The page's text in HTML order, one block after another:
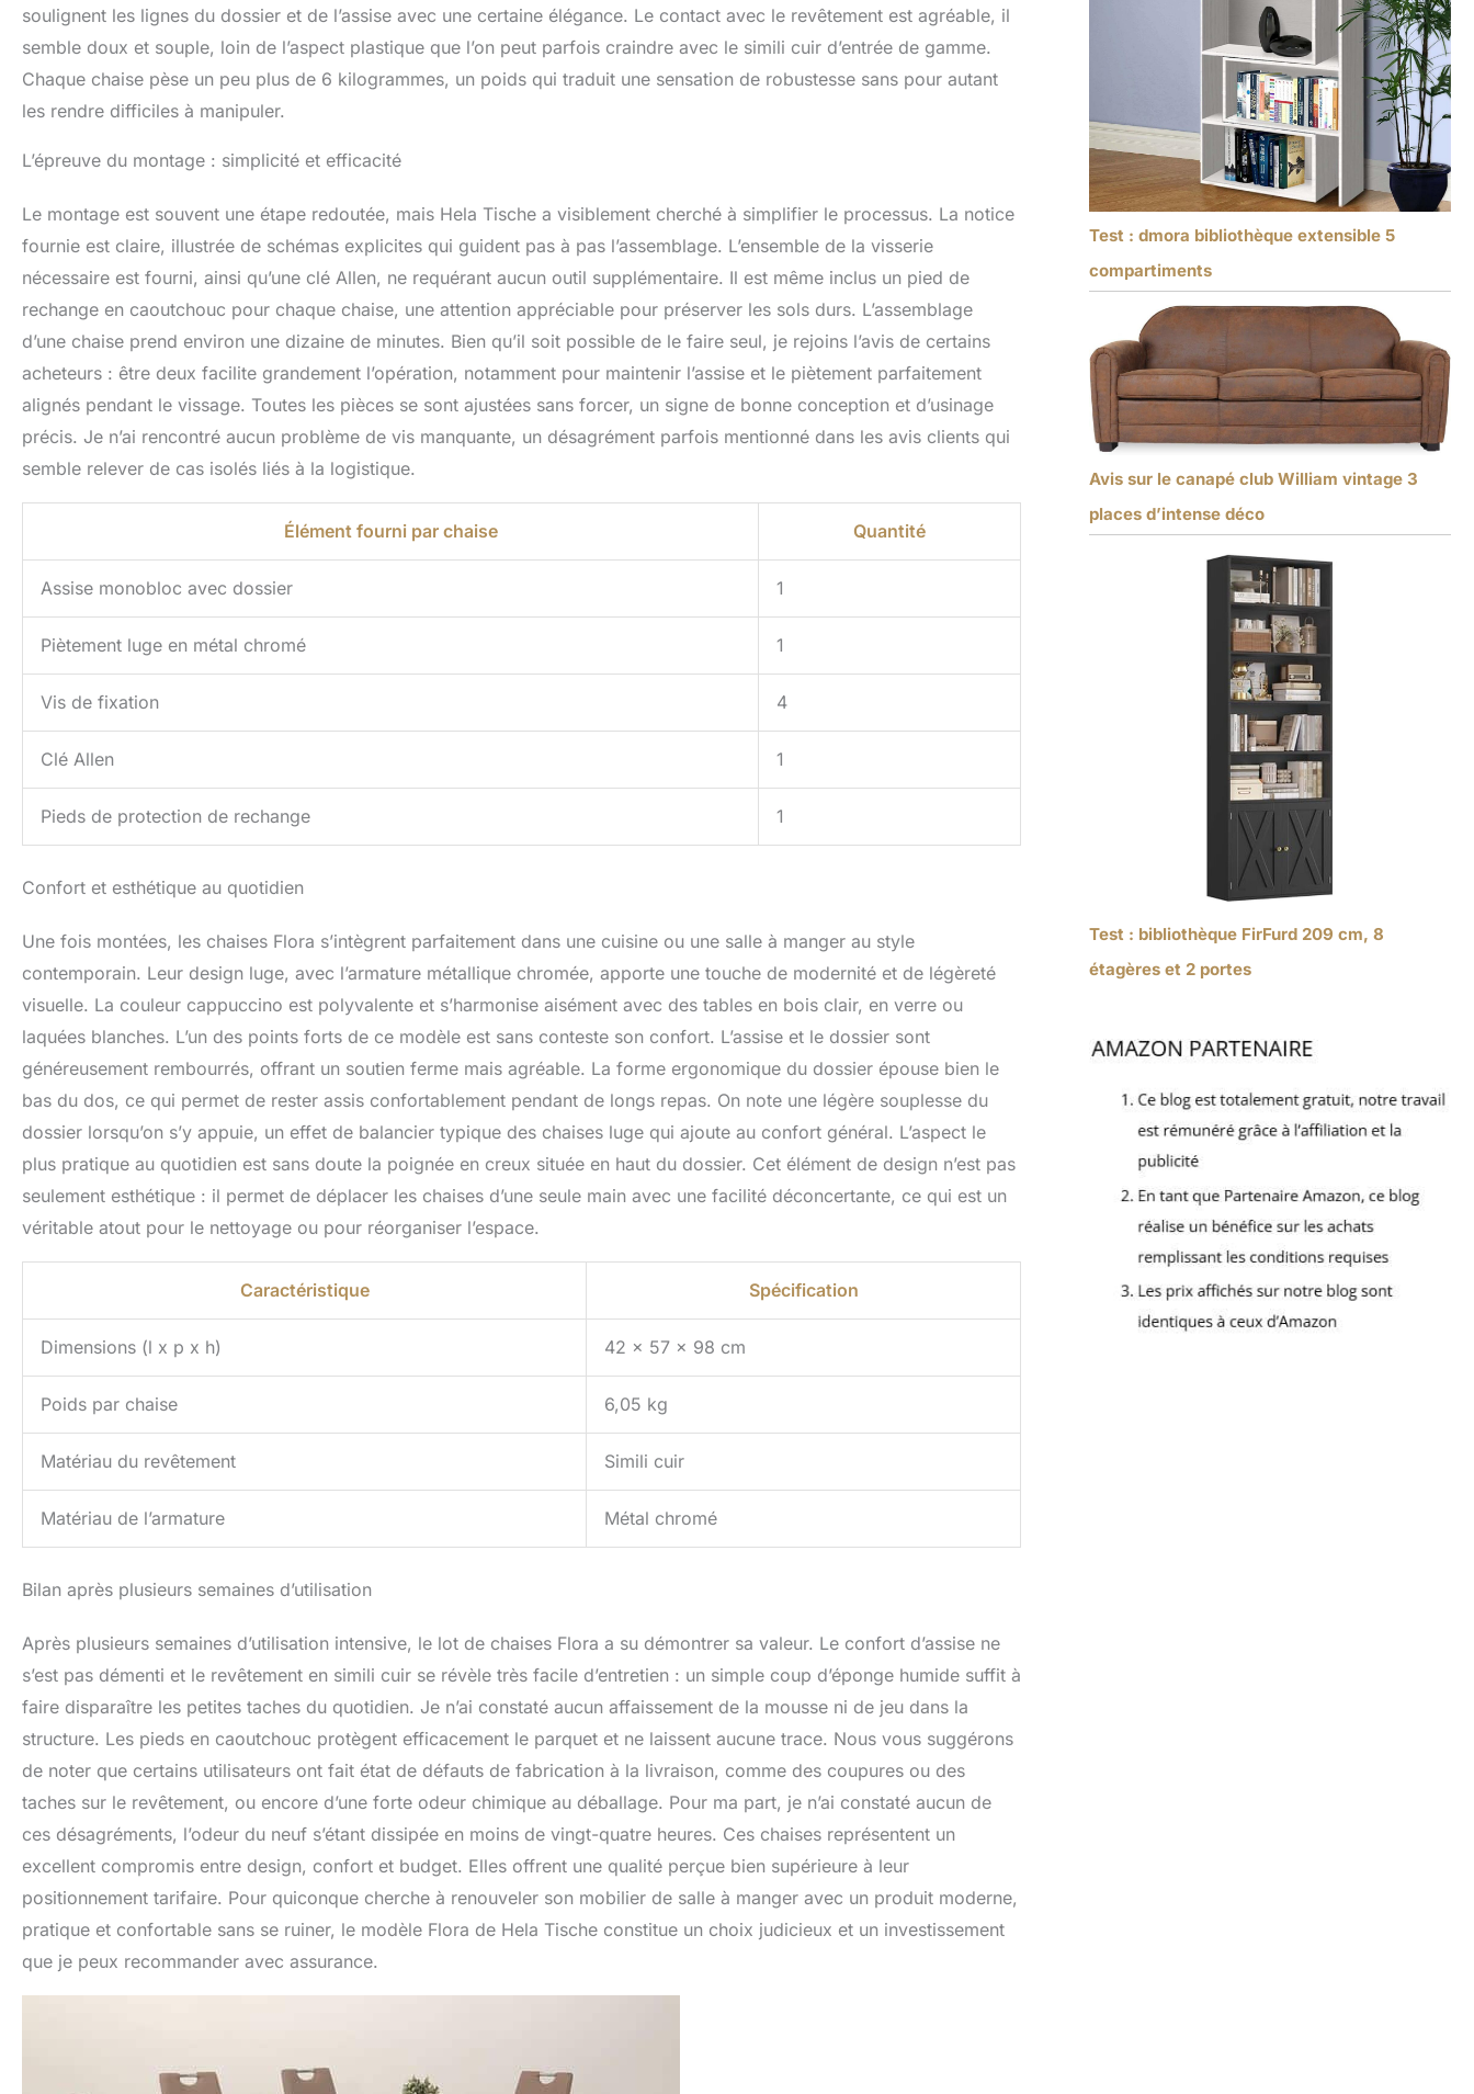
soulignent les lignes du dossier et de l’assise avec une certaine élégance. Le contact avec le revêtement est agréable, il
semble doux et souple, loin de l’aspect plastique que l’on peut parfois craindre avec le simili cuir d’entrée de gamme.
Chaque chaise pèse un peu plus de 6 kilogrammes, un poids qui traduit une sensation de robustesse sans pour autant
les rendre difficiles à manipuler.
L’épreuve du montage : simplicité et efficacité
Le montage est souvent une étape redoutée, mais Hela Tische a visiblement cherché à simplifier le processus. La notice
fournie est claire, illustrée de schémas explicites qui guident pas à pas l’assemblage. L’ensemble de la visserie
nécessaire est fourni, ainsi qu’une clé Allen, ne requérant aucun outil supplémentaire. Il est même inclus un pied de
rechange en caoutchouc pour chaque chaise, une attention appréciable pour préserver les sols durs. L’assemblage
d’une chaise prend environ une dizaine de minutes. Bien qu’il soit possible de le faire seul, je rejoins l’avis de certains
acheteurs : être deux facilite grandement l’opération, notamment pour maintenir l’assise et le piètement parfaitement
alignés pendant le vissage. Toutes les pièces se sont ajustées sans forcer, un signe de bonne conception et d’usinage
précis. Je n’ai rencontré aucun problème de vis manquante, un désagrément parfois mentionné dans les avis clients qui
semble relever de cas isolés liés à la logistique.
Élément fourni par chaise Quantité
Assise monobloc avec dossier 1
Piètement luge en métal chromé 1
Vis de fixation 4
Clé Allen 1
Pieds de protection de rechange 1
Confort et esthétique au quotidien
Une fois montées, les chaises Flora s’intègrent parfaitement dans une cuisine ou une salle à manger au style
contemporain. Leur design luge, avec l’armature métallique chromée, apporte une touche de modernité et de légèreté
visuelle. La couleur cappuccino est polyvalente et s’harmonise aisément avec des tables en bois clair, en verre ou
laquées blanches. L’un des points forts de ce modèle est sans conteste son confort. L’assise et le dossier sont
généreusement rembourrés, offrant un soutien ferme mais agréable. La forme ergonomique du dossier épouse bien le
bas du dos, ce qui permet de rester assis confortablement pendant de longs repas. On note une légère souplesse du
dossier lorsqu’on s’y appuie, un effet de balancier typique des chaises luge qui ajoute au confort général. L’aspect le
plus pratique au quotidien est sans doute la poignée en creux située en haut du dossier. Cet élément de design n’est pas
seulement esthétique : il permet de déplacer les chaises d’une seule main avec une facilité déconcertante, ce qui est un
véritable atout pour le nettoyage ou pour réorganiser l’espace.
Caractéristique Spécification
Dimensions (l x p x h) 42 x 57 x 98 cm
Poids par chaise 6,05 kg
Matériau du revêtement Simili cuir
Matériau de l’armature Métal chromé
Bilan après plusieurs semaines d’utilisation
Après plusieurs semaines d’utilisation intensive, le lot de chaises Flora a su démontrer sa valeur. Le confort d’assise ne
s’est pas démenti et le revêtement en simili cuir se révèle très facile d’entretien : un simple coup d’éponge humide suffit à
faire disparaître les petites taches du quotidien. Je n’ai constaté aucun affaissement de la mousse ni de jeu dans la
structure. Les pieds en caoutchouc protègent efficacement le parquet et ne laissent aucune trace. Nous vous suggérons
de noter que certains utilisateurs ont fait état de défauts de fabrication à la livraison, comme des coupures ou des
taches sur le revêtement, ou encore d’une forte odeur chimique au déballage. Pour ma part, je n’ai constaté aucun de
ces désagréments, l’odeur du neuf s’étant dissipée en moins de vingt-quatre heures. Ces chaises représentent un
excellent compromis entre design, confort et budget. Elles offrent une qualité perçue bien supérieure à leur
positionnement tarifaire. Pour quiconque cherche à renouveler son mobilier de salle à manger avec un produit moderne,
pratique et confortable sans se ruiner, le modèle Flora de Hela Tische constitue un choix judicieux et un investissement
que je peux recommander avec assurance.
Test : dmora bibliothèque extensible 5
compartiments
Avis sur le canapé club William vintage 3
places d’intense déco
Test : bibliothèque FirFurd 209 cm, 8
étagères et 2 portes